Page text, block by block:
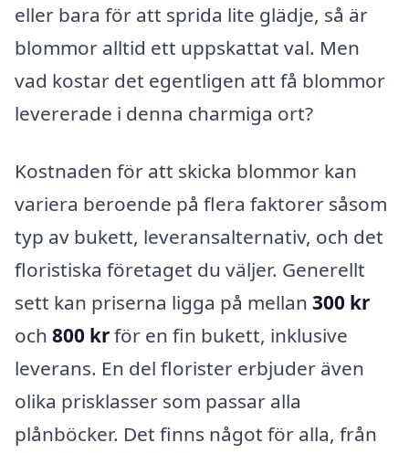
eller bara för att sprida lite glädje, så är
blommor alltid ett uppskattat val. Men
vad kostar det egentligen att få blommor
levererade i denna charmiga ort?
Kostnaden för att skicka blommor kan
variera beroende på flera faktorer såsom
typ av bukett, leveransalternativ, och det
floristiska företaget du väljer. Generellt
sett kan priserna ligga på mellan 300 kr
och 800 krför en fin bukett, inklusive
leverans. En del florister erbjuder även
olika prisklasser som passar alla
plånböcker. Det finns något för alla, från